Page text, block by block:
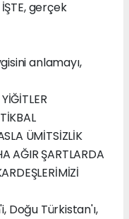
gerçek
anlamayı,
ÜMİTSİZLİK
AĞIR ŞARTLARDA
Doğu Türkistan'ı,